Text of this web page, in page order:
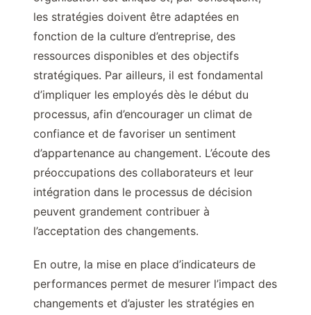
les stratégies doivent être adaptées en
fonction de la culture d’entreprise, des
ressources disponibles et des objectifs
stratégiques. Par ailleurs, il est fondamental
d’impliquer les employés dès le début du
processus, afin d’encourager un climat de
confiance et de favoriser un sentiment
d’appartenance au changement. L’écoute des
préoccupations des collaborateurs et leur
intégration dans le processus de décision
peuvent grandement contribuer à
l’acceptation des changements.
En outre, la mise en place d’indicateurs de
performances permet de mesurer l’impact des
changements et d’ajuster les stratégies en